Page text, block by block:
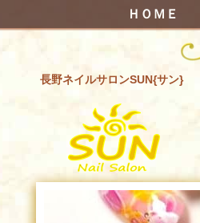
長野ネイルサロンSUN{サン}
ＨＯＭＥ